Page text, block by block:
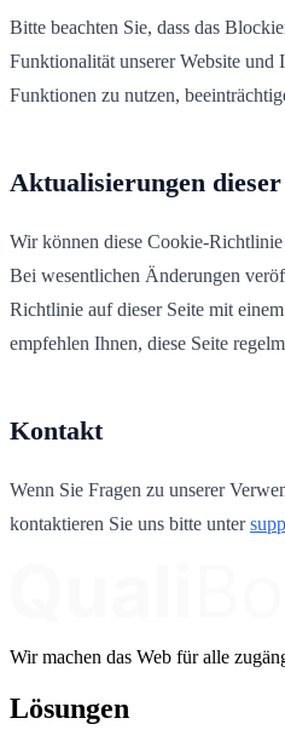
Bitte beachten Sie, dass das
Funktionalität unserer Website
Funktionen zu nutzen,
Aktualisierungen
Wir können diese Cookie-
Bei wesentlichen Änderungen
Richtlinie auf dieser Seite mit
empfehlen Ihnen, diese Seite
Kontakt
Wenn Sie Fragen zu unserer
kontaktieren Sie uns bitte unter
Wir machen das Web für alle
Lösungen